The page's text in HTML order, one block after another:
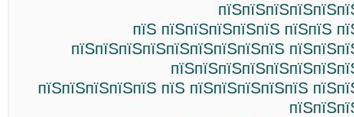
пїЅ пїЅпїЅпїЅпїЅпїЅ пїЅпїЅ
пїЅпїЅпїЅпїЅпїЅпїЅпїЅпїЅпїЅ
пїЅпїЅпїЅпїЅпїЅ пїЅ пїЅпїЅпїЅпїЅпїЅ